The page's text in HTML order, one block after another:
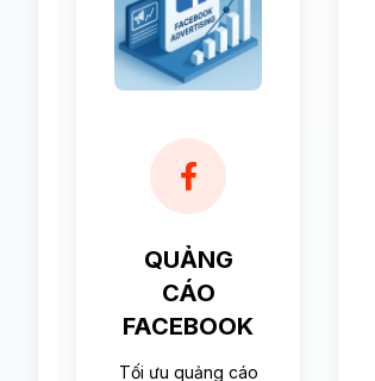
QUẢNG
CÁO
FACEBOOK
Tối ưu quảng cáo